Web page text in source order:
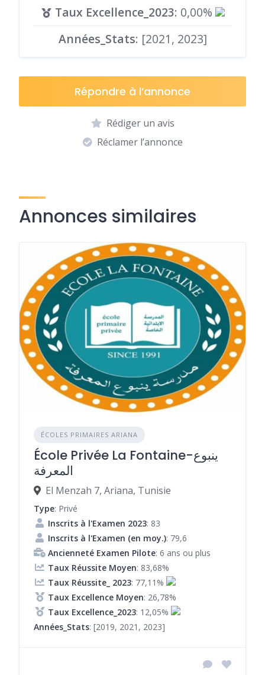
Taux Excellence_2023: 0,00%
Années_Stats: [2021, 2023]
Répondre à l’annonce
Rédiger un avis
Réclamer l’annonce
Annonces similaires
ÉCOLES PRIMAIRES ARIANA
École Privée La Fontaine-ينبوع
المعرفة
El Menzah 7, Ariana, Tunisie
Type: Privé
Inscrits à l'Examen 2023: 83
Inscrits à l'Examen (en moy.): 79,6
Ancienneté Examen Pilote: 6 ans ou plus
Taux Réussite Moyen: 83,68%
Taux Réussite_ 2023: 77,11%
Taux Excellence Moyen: 26,78%
Taux Excellence_2023: 12,05%
Années_Stats: [2019, 2021, 2023]